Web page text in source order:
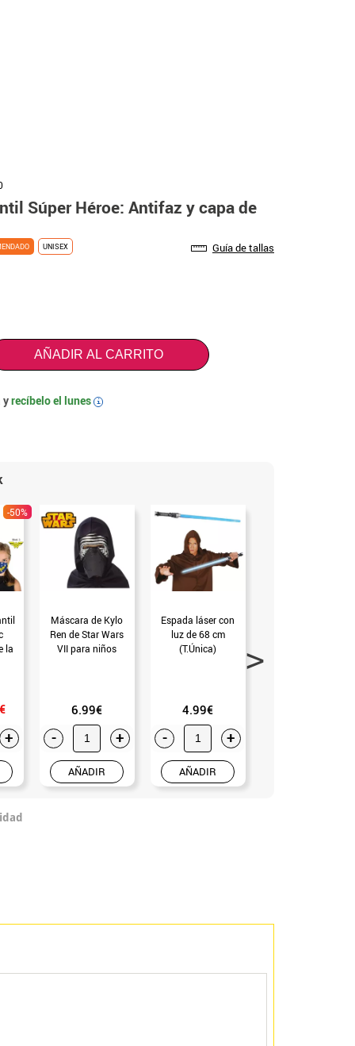
Súper Héroe: Antifaz y capa de
UNISEX Guía de tallas
AÑADIR AL CARRITO
yrecíbelo el lunes i
-50%
la
+
Máscara de Kylo
Ren de Star Wars
VII para niños
6.99€
- +
AÑADIR
Espada láser con
luz de 68 cm
(T.Única)
4.99€
- +
AÑADIR